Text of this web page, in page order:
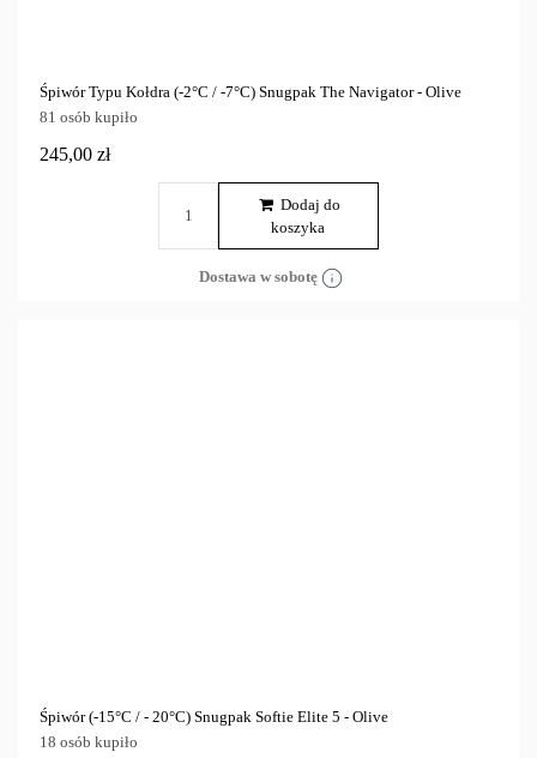
Śpiwór Typu Kołdra (-2°C / -7°C) Snugpak The Navigator - Olive
81 osób kupiło
245,00 zł
Dodaj do
koszyka
Dostawa w sobotę
Śpiwór (-15°C / - 20°C) Snugpak Softie Elite 5 - Olive
18 osób kupiło